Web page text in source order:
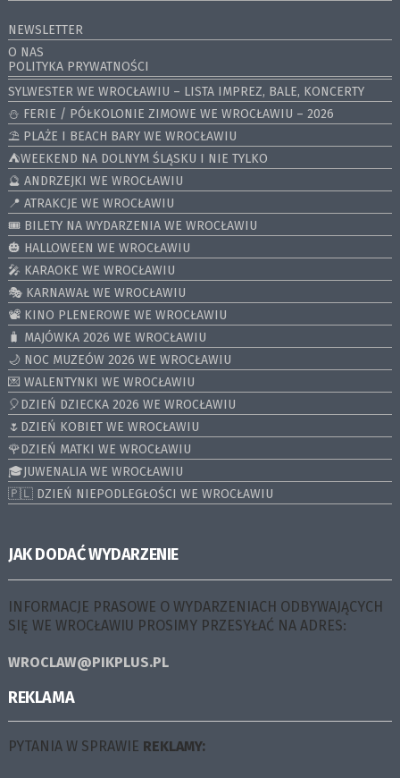
NEWSLETTER
O NAS
POLITYKA PRYWATNOŚCI
SYLWESTER WE WROCŁAWIU – LISTA IMPREZ, BALE, KONCERTY
⛄️ FERIE / PÓŁKOLONIE ZIMOWE WE WROCŁAWIU – 2026
⛱️ PLAŻE I BEACH BARY WE WROCŁAWIU
⛺️WEEKEND NA DOLNYM ŚLĄSKU I NIE TYLKO
🔮 ANDRZEJKI WE WROCŁAWIU
📍 ATRAKCJE WE WROCŁAWIU
🎟️ BILETY NA WYDARZENIA WE WROCŁAWIU
🎃 HALLOWEEN WE WROCŁAWIU
🎤 KARAOKE WE WROCŁAWIU
🎭 KARNAWAŁ WE WROCŁAWIU
📽️ KINO PLENEROWE WE WROCŁAWIU
🧳 MAJÓWKA 2026 WE WROCŁAWIU
🌙 NOC MUZEÓW 2026 WE WROCŁAWIU
💌 WALENTYNKI WE WROCŁAWIU
🎈DZIEŃ DZIECKA 2026 WE WROCŁAWIU
🌷DZIEŃ KOBIET WE WROCŁAWIU
🌹DZIEŃ MATKI WE WROCŁAWIU
🎓JUWENALIA WE WROCŁAWIU
🇵🇱 DZIEŃ NIEPODLEGŁOŚCI WE WROCŁAWIU
JAK DODAĆ WYDARZENIE
INFORMACJE PRASOWE O WYDARZENIACH ODBYWAJĄCYCH
SIĘ WE WROCŁAWIU PROSIMY PRZESYŁAĆ NA ADRES:
WROCLAW@PIKPLUS.PL
REKLAMA
PYTANIA W SPRAWIE REKLAMY: